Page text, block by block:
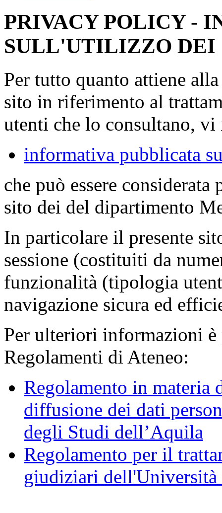
PRIVACY POLICY -
SULL'UTILIZZO DEI
Per tutto quanto attiene
sito in riferimento al
utenti che lo consultano,
informativa pubblicata
che può essere
sito dei del dipartimento
In particolare il presente
sessione (costituiti da
funzionalità (tipologia
navigazione sicura ed
Per ulteriori informazioni è
Regolamenti di Ateneo:
Regolamento in materia
diffusione dei dati
degli Studi dell’Aquila
Regolamento per il
giudiziari